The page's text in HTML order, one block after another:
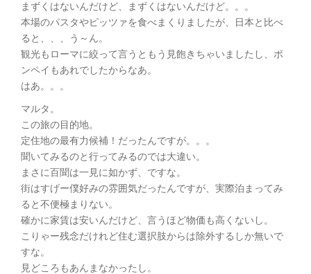
まずくはないんだけど、まずくはないんだけど。。。
本場のパスタやピッツァを食べまくりましたが、日本と比べ
ると、、、う～ん。
観光もローマに絞って言うともう見飽きちゃいましたし、ポ
ンペイもあれでしたからなあ。
はあ。。。
マルタ。
この旅の目的地。
定住地の最有力候補！だったんですが。。。
聞いてみるのと行ってみるのでは大違い。
まさに百聞は一見に如かず、ですな。
街はすげー僕好みの雰囲気だったんですが、実際泊まってみ
ると不便極まりない。
確かに家賃は安いんだけど、言うほど物価も高くないし。
こりゃー残念だけれど住む選択肢からは除外するしか無いで
すな。
見どころもあんまなかったし。